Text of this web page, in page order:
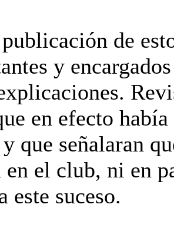
de
y
en efecto
que señalaran
el club, ni en
este suceso.